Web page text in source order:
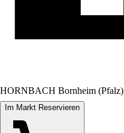
HORNBACH Bornheim (Pfalz)
Im Markt Reservieren